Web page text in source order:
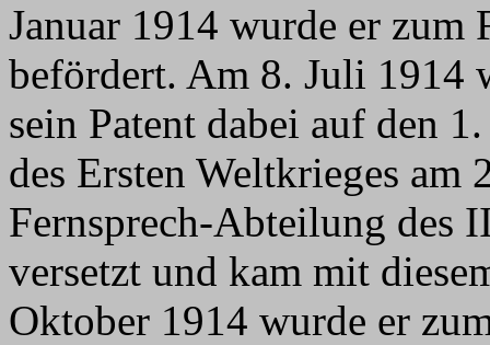
Januar 1914 wurde er
befördert. Am 8. Juli 1914
sein Patent dabei auf den
des Ersten Weltkrieges
Fernsprech-Abteilung des
versetzt und kam mit
Oktober 1914 wurde er